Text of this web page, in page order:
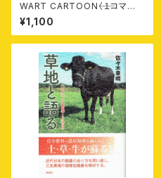
WART CARTOON⸺〈１コマ
漫画〉から読み解くミャンマーの
苦しみと願い
¥1,100